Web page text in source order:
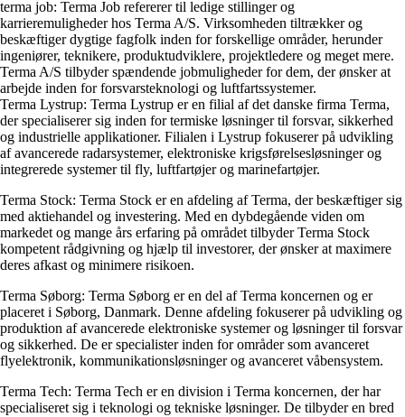
terma job: Terma Job refererer til ledige stillinger og
karrieremuligheder hos Terma A/S. Virksomheden tiltrækker og
beskæftiger dygtige fagfolk inden for forskellige områder, herunder
ingeniører, teknikere, produktudviklere, projektledere og meget mere.
Terma A/S tilbyder spændende jobmuligheder for dem, der ønsker at
arbejde inden for forsvarsteknologi og luftfartssystemer.
Terma Lystrup: Terma Lystrup er en filial af det danske firma Terma,
der specialiserer sig inden for termiske løsninger til forsvar, sikkerhed
og industrielle applikationer. Filialen i Lystrup fokuserer på udvikling
af avancerede radarsystemer, elektroniske krigsførelsesløsninger og
integrerede systemer til fly, luftfartøjer og marinefartøjer.
Terma Stock: Terma Stock er en afdeling af Terma, der beskæftiger sig
med aktiehandel og investering. Med en dybdegående viden om
markedet og mange års erfaring på området tilbyder Terma Stock
kompetent rådgivning og hjælp til investorer, der ønsker at maximere
deres afkast og minimere risikoen.
Terma Søborg: Terma Søborg er en del af Terma koncernen og er
placeret i Søborg, Danmark. Denne afdeling fokuserer på udvikling og
produktion af avancerede elektroniske systemer og løsninger til forsvar
og sikkerhed. De er specialister inden for områder som avanceret
flyelektronik, kommunikationsløsninger og avanceret våbensystem.
Terma Tech: Terma Tech er en division i Terma koncernen, der har
specialiseret sig i teknologi og tekniske løsninger. De tilbyder en bred